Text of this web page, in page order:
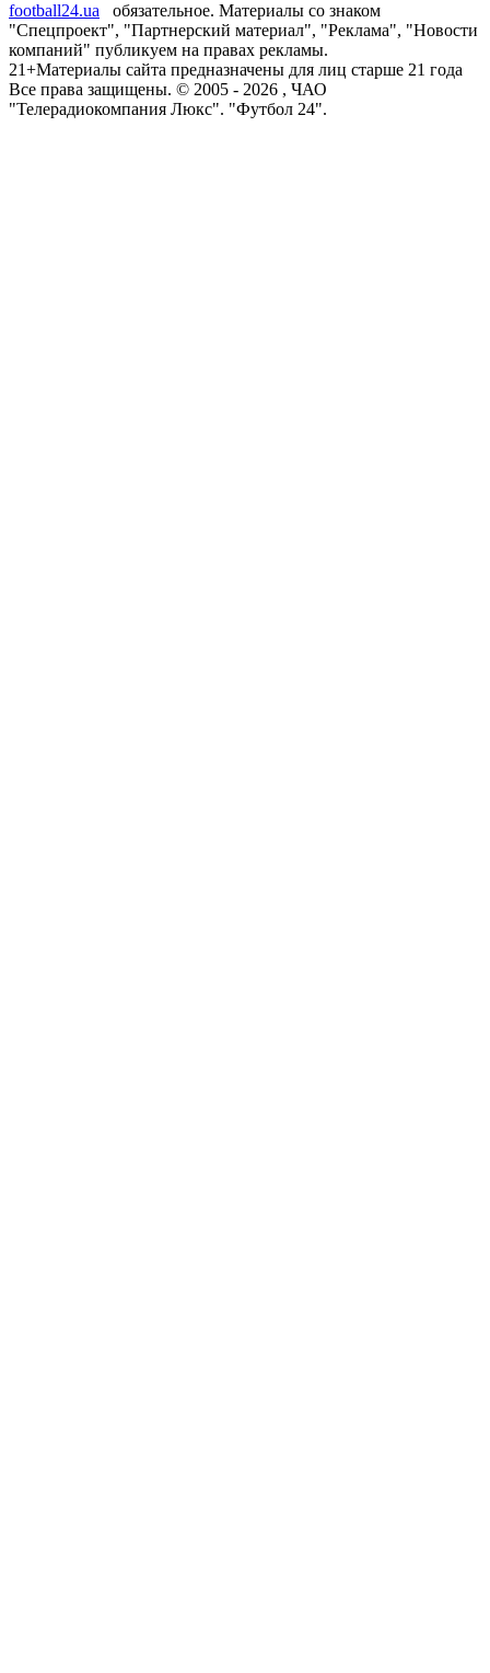
football24.ua
обязательное. Материалы со знаком
"Спецпроект", "Партнерский материал", "Реклама", "Новости
компаний" публикуем на правах рекламы.
21+Материалы сайта предназначены для лиц старше 21 года
Все права защищены. © 2005 - 2026 , ЧАО
"Телерадиокомпания Люкс". "Футбол 24".